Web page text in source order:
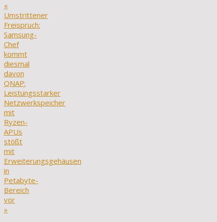
«
Umstrittener
Freispruch:
Samsung-
Chef
kommt
diesmal
davon
QNAP:
Leistungsstarker
Netzwerkspeicher
mit
Ryzen-
APUs
stößt
mit
Erweiterungsgehäusen
in
Petabyte-
Bereich
vor
»